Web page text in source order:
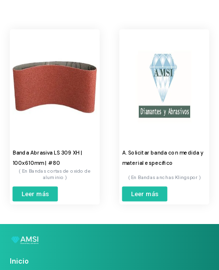
Banda Abrasiva LS 309 XH |
100x610mm | #80
Bandas cortas de oxido de
aluminio
Leer más
A. Solicitar banda con medida y
material especifico
Bandas anchas Klingspor
Leer más
Inicio